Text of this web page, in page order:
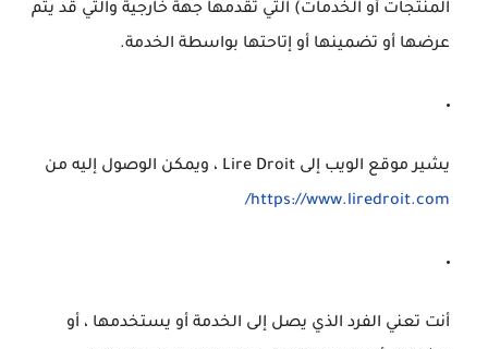
المنتجات أو الخدمات) التي تقدمها جهة خارجية والتي قد يتم
عرضها أو تضمينها أو إتاحتها بواسطة الخدمة.
يشير موقع الويب إلى Lire Droit ، ويمكن الوصول إليه من
https://www.liredroit.com/
أنت تعني الفرد الذي يصل إلى الخدمة أو يستخدمها ، أو